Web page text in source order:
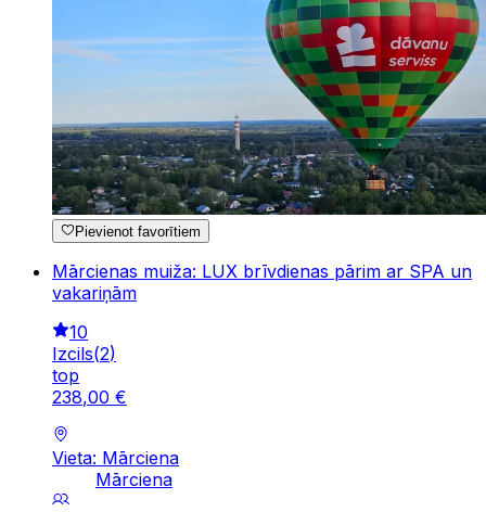
Pievienot favorītiem
Mārcienas muiža: LUX brīvdienas pārim ar SPA un
vakariņām
10
Izcils(2)
top
238,00 €
Vieta: Mārciena
Mārciena